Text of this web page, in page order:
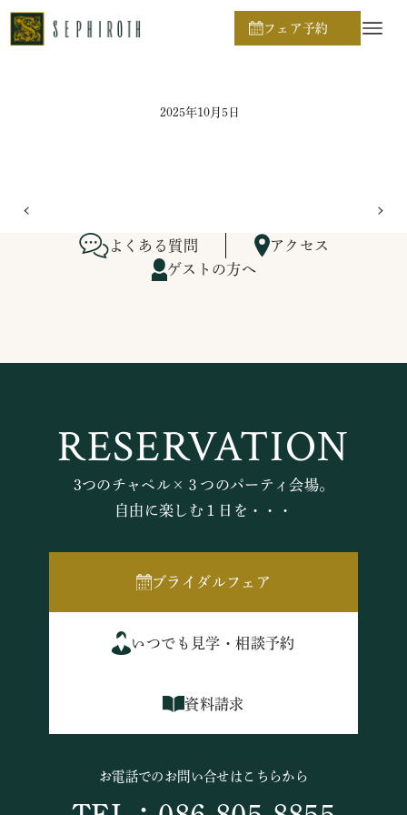
フェア予約
ホーム
2025年10月5日
よくある質問
アクセス
ゲストの方へ
RESERVATION
3つのチャペル×３つのパーティ会場。
自由に楽しむ１日を・・・
ブライダルフェア
いつでも見学・相談予約
資料請求
お電話でのお問い合せはこちらから